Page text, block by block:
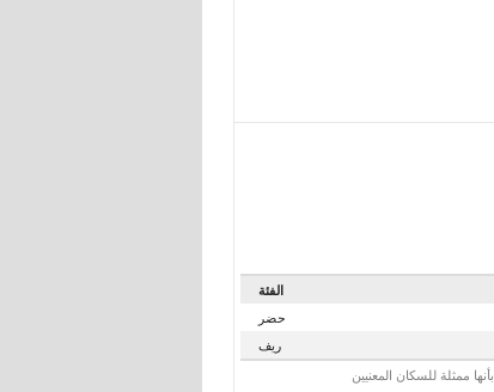
الفئة
حضر
ريف
ممثلة للسكان المعنيين